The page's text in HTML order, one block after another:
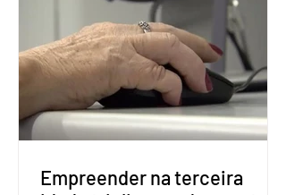
voto. Se o título estiver regular, o
eleitor pode votar mesmo sem ter
realizado esse cadastro. Neste caso,
será exigido o documento de
identificação para acesso à urna
eletrônica. Se a urna eletrônica não
reconh
Empreender na terceira